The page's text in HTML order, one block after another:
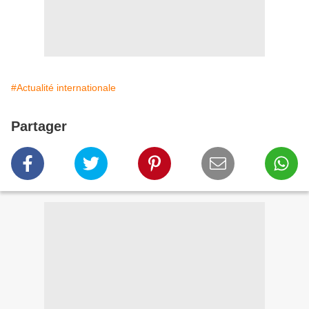
#Actualité internationale
Partager